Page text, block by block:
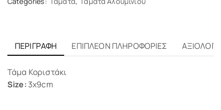
ΠΕΡΙΓΡΑΦΉ ΕΠΙΠΛΈΟΝ ΠΛΗΡΟΦΟΡΊΕΣ
Τάμα Κοριστάκι
Size: 3x9cm